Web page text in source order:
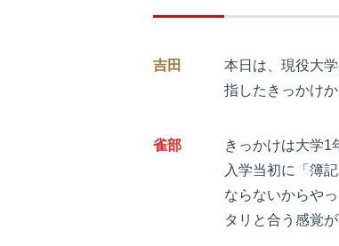
吉田
本日は、現役大
指したきっかけ
雀部
きっかけは大学1
入学当初に「簿
ならないからや
タリと合う感覚